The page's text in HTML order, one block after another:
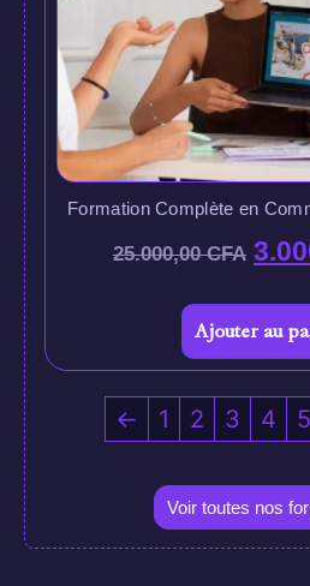
Formation Complète en
25.000,00CFA
Ajouter au
← 1 2 3 4 5
Voir toutes nos